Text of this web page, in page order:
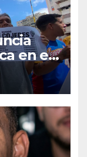
en el